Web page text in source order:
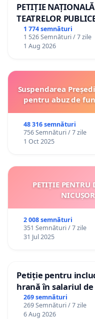
PETIȚIE
TEATRELOR
ROMÂNIA
1 774 semnături
1 526 Semnături / 7 zile
1 Aug 2026
Suspendarea
pentru abuz de
48 316 semnături
756 Semnături / 7 zile
1 Oct 2025
PETIȚIE PENTRU
2 008 semnături
351 Semnături / 7 zile
31 Jul 2025
Petiție pentru
hrană în salariul
gradațiilor de
personali
269 semnături
269 Semnături / 7 zile
6 Aug 2026